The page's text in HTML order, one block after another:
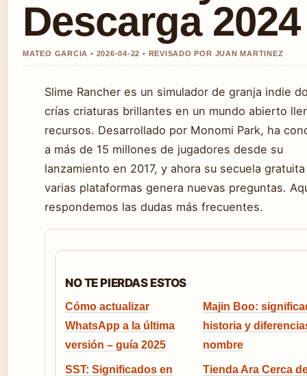
Descarga 2024
MATEO GARCIA • 2026-04-22 • REVISADO POR JUAN MARTINEZ
Slime Rancher es un simulador de granja indie
crías criaturas brillantes en un mundo abierto
recursos. Desarrollado por Monomi Park, ha
a más de 15 millones de jugadores desde su
lanzamiento en 2017, y ahora su secuela
varias plataformas genera nuevas preguntas.
respondemos las dudas más frecuentes.
NO TE PIERDAS ESTOS
Cómo actualizar
WhatsApp a la última
versión – guía 2025
Majin Boo:
historia y
nombre
SST: Significados en
Tienda Ara Cerca